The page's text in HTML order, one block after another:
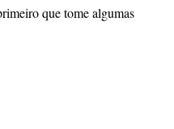
que tome algumas